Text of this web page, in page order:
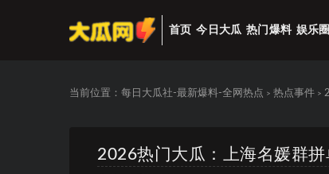
首页 今日大瓜 热门爆料 娱乐
当前位置： 每日大瓜社-最新爆料-全网热点 > 热点事件 >
2026热门大瓜：上海名媛群